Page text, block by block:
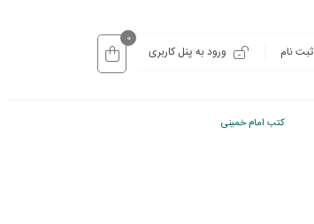
ثبت نام ورود به پنل کاربری
0
کتب امام خمینی